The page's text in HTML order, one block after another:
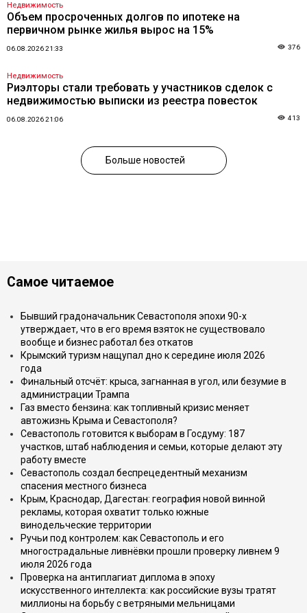
Недвижимость
Объем просроченных долгов по ипотеке на
первичном рынке жилья вырос на 15%
06.08.2026 21:33 376
Недвижимость
Риэлторы стали требовать у участников сделок с
недвижимостью выписки из реестра повесток
06.08.2026 21:06 413
Больше новостей
Самое читаемое
Бывший градоначальник Севастополя эпохи 90-х
утверждает, что в его время взяток не существовало
вообще и бизнес работал без откатов
Крымский туризм нащупал дно к середине июля 2026
года
Финальный отсчёт: крыса, загнанная в угол, или безумие в
администрации Трампа
Газ вместо бензина: как топливный кризис меняет
автожизнь Крыма и Севастополя?
Севастополь готовится к выборам в Госдуму: 187
участков, штаб наблюдения и семьи, которые делают эту
работу вместе
Севастополь создал беспрецедентный механизм
спасения местного бизнеса
Крым, Краснодар, Дагестан: география новой винной
рекламы, которая охватит только южные
винодельческие территории
Ручьи под контролем: как Севастополь и его
многострадальные ливнёвки прошли проверку ливнем 9
июля 2026 года
Проверка на антиплагиат диплома в эпоху
искусственного интеллекта: как российские вузы тратят
миллионы на борьбу с ветряными мельницами